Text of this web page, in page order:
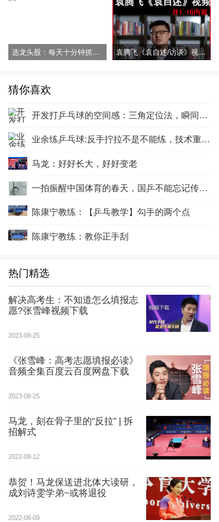
选龙头股：每天十分钟抓住龙头股 袁腾飞《袁自述/访谈》视频全集百度网盘下载
猜你喜欢
开发打乒乓球的空间感：三角定位法，瞬间找准最佳击球点
业余练乒乓球:反手拧拉不是不能练，技术重点就不在手上
马龙：好好长大，好好变老
一拍振醒中国体育的春天，国乒不能忘记传奇前辈这份初心！
陈康宁教练：【乒乓教学】勾手的两个点
陈康宁教练：教你正手刮
热门精选
解决高考生：不知道怎么填报志
愿?张雪峰视频下载
2023-08-25
《张雪峰：高考志愿填报必读》
音频全集百度云百度网盘下载
2023-08-25
马龙，刻在骨子里的“反拉” | 拆
招解式
2022-08-12
恭贺！马龙保送进北体大读研，
成刘诗雯学弟~或将退役
2022-08-09